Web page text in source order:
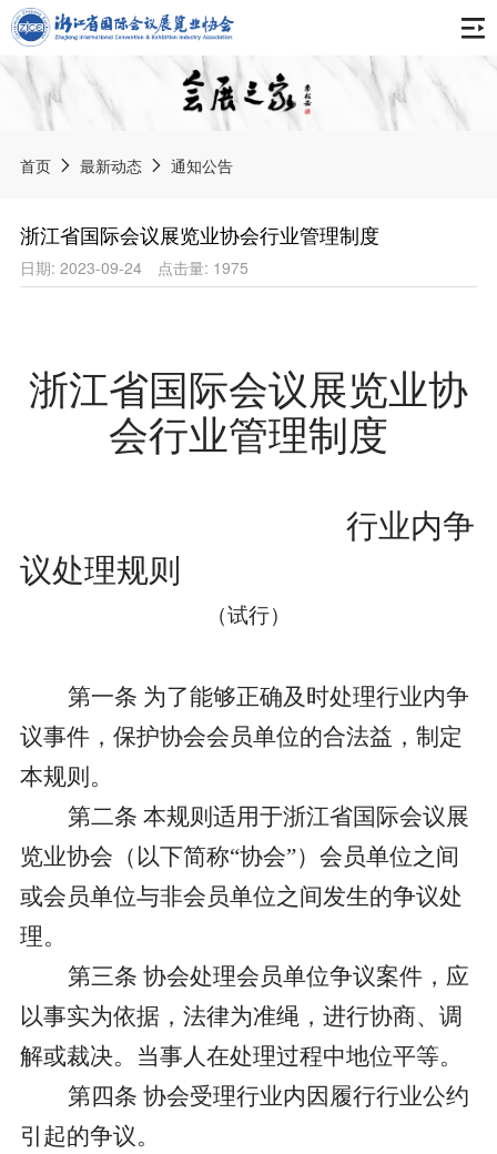
首页
关于协会
组织架构
最新动态
通知公告
会展资讯
展会信息
会展政策
报告刊物
中国会展产业年度报告
浙江会展业发展报告
协会章程
入会申请
会长单位
普通会员单位
会员风采
会展标准
会展服务（布展工程）临时搭建单位运营服务
出国展服务规范
党建新闻
首页 最新动态 通知公告
浙江省国际会议展览业协会行业管理制度
日期: 2023-09-24 点击量: 1975
浙江省国际会议展览业协
会行业管理制度
行业内争
议处理规则
（试行）
第一条 为了能够正确及时处理行业内争
议事件，保护协会会员单位的合法益，制定
本规则。
第二条 本规则适用于浙江省国际会议展
览业协会（以下简称“协会”）会员单位之间
或会员单位与非会员单位之间发生的争议处
理。
第三条 协会处理会员单位争议案件，应
以事实为依据，法律为准绳，进行协商、调
解或裁决。当事人在处理过程中地位平等。
第四条 协会受理行业内因履行行业公约
引起的争议。